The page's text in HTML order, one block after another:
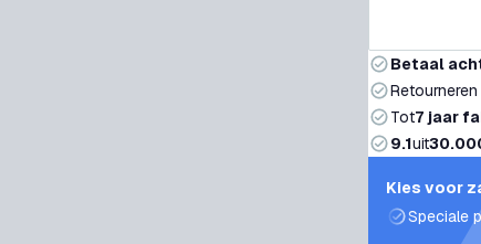
Betaal
Tot7 jaar
9.1uit
Kies voor
Speciale